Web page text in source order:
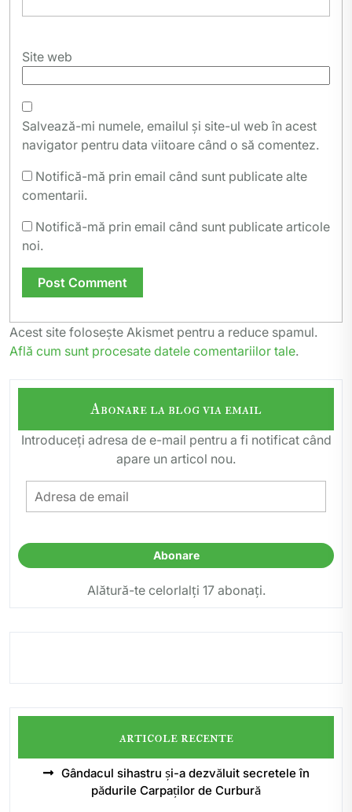
Site web
Salvează-mi numele, emailul și site-ul web în acest
navigator pentru data viitoare când o să comentez.
Notifică-mă prin email când sunt publicate alte
comentarii.
Notifică-mă prin email când sunt publicate articole
noi.
Acest site folosește Akismet pentru a reduce spamul.
Află cum sunt procesate datele comentariilor tale.
Abonare la blog via email
Introduceți adresa de e-mail pentru a fi notificat când
apare un articol nou.
Adresa
de
Abonare
Alătură-te celorlalți 17 abonați.
articole recente
Gândacul sihastru și-a dezvăluit secretele în
pădurile Carpaților de Curbură